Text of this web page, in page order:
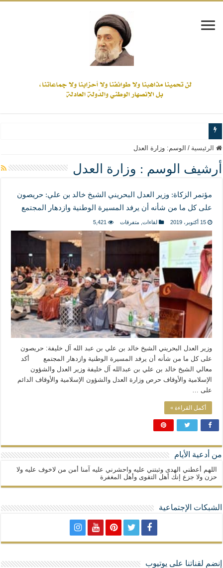
www.alamine.net
مواقف وآراء العلاّمة السيد علي الأمين من الأحداث والقضايا - اضغط للاطلاع
إذا كان التسنن هو الإيمان بسنة رسول الله ( صلى الله عليه وآله) فكلّ
علاقات المذاهب والأديان لا يجوز أن تكون على حساب الأوطان
لن تحمينا مذاهبنا ولا طوائفنا ولا أحزابنا ولا جماعاتنا، بل الإنصهار الوطني والدولة
المذاهب ليست قدرًا لا يمكن تجاوزه
ليست المنفعة تأتي من إسلامية النّظام كما لا تأتي المضرة من مسيحية النظام
المتهاون بوطنه متهاون بدينه حتماً
نسج العلاقة مع الآخر تكون من خلال منظومة القيم و المبادئ الانسانية التي تجعل
الرئيسية / الوسم: وزارة العدل
أرشيف الوسم : وزارة العدل
مؤتمر الزكاة: وزير العدل البحريني الشيخ خالد بن علي: حريصون
على كل ما من شأنه أن يرفد المسيرة الوطنية وازدهار المجتمع
15 أكتوبر، 2019 لقاءات, متفرقات 5,421
وزير العدل البحريني الشيخ خالد بن علي بن عبد الله آل خليفة: حريصون
على كل ما من شأنه أن يرفد المسيرة الوطنية وازدهار المجتمع أكد
معالي الشيخ خالد بن علي بن عبدالله آل خليفة وزير العدل والشؤون
الإسلامية والأوقاف حرص وزارة العدل والشؤون الإسلامية والأوقاف الدائم
على …
أكمل القراءة »
من أدعية الأيام
اللهم أعطني الهدى وثبتني عليه واحشرني عليه آمنا أمن من لاخوف عليه ولا
حزن ولا جزع إنك أهل التقوى وأهل المغفرة
الشبكات الإجتماعية
إنضم لقناتنا على يوتيوب